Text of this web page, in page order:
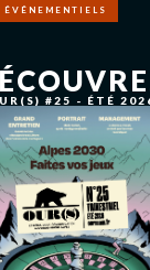
ÉVÉNEMENTIELS
#25 - ÉTÉ